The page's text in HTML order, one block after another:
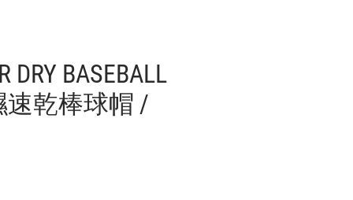
DRY BASEBALL
速乾棒球帽 /